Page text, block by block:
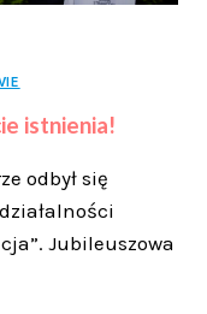
istnienia!
odbył się
Jubileuszowa